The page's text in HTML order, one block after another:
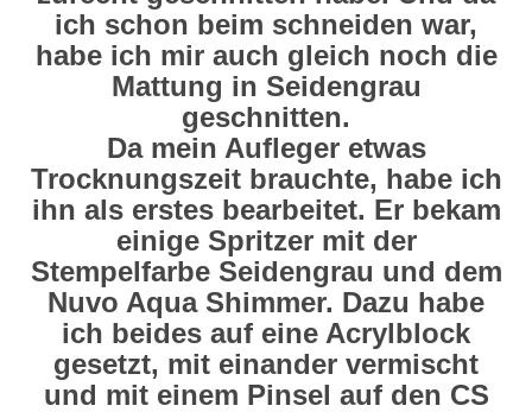
ich schon beim schneiden war,
habe ich mir auch gleich noch die
Mattung in Seidengrau
geschnitten.
Da mein Aufleger etwas
Trocknungszeit brauchte, habe ich
ihn als erstes bearbeitet. Er bekam
einige Spritzer mit der
Stempelfarbe Seidengrau und dem
Nuvo Aqua Shimmer. Dazu habe
ich beides auf eine Acrylblock
gesetzt, mit einander vermischt
und mit einem Pinsel auf den CS